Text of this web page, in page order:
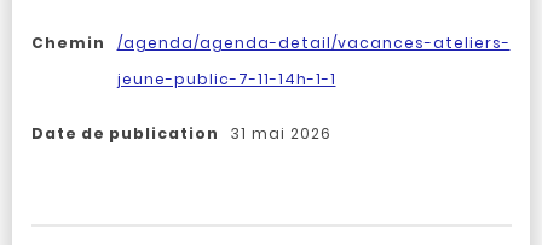
Chemin
/agenda/agenda-detail/vacances-ateliers-
jeune-public-7-11-14h-1-1
Date de publication 31 mai 2026